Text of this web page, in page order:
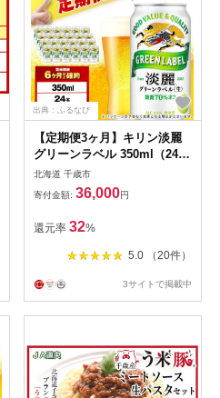
出典：ふるなび
【定期便3ヶ月】キリン淡麗
グリーンラベル 350ml（24
本）＜北海道千歳工場産＞
北海道 千歳市
寄付金額: 36,000円
還元率 32%
5.0 （20件）
3サイトで掲載中